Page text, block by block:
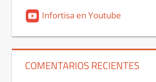
Infortisa en Youtube
COMENTARIOS RECIENTES